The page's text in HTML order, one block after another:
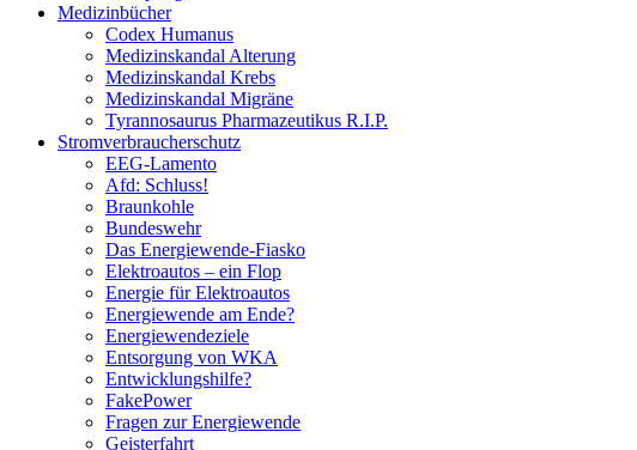
Medizinbücher
Codex Humanus
Medizinskandal Alterung
Medizinskandal Krebs
Medizinskandal Migräne
Tyrannosaurus Pharmazeutikus R.I.P.
Stromverbraucherschutz
EEG-Lamento
Afd: Schluss!
Braunkohle
Bundeswehr
Das Energiewende-Fiasko
Elektroautos – ein Flop
Energie für Elektroautos
Energiewende am Ende?
Energiewendeziele
Entsorgung von WKA
Entwicklungshilfe?
FakePower
Fragen zur Energiewende
Geisterfahrt